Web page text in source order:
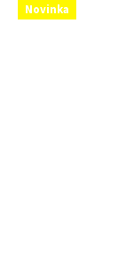
Novinka